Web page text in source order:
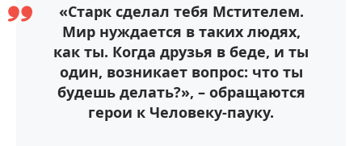
«Старк сделал тебя Мстителем.
Мир нуждается в таких людях,
как ты. Когда друзья в беде, и ты
один, возникает вопрос: что ты
будешь делать?», – обращаются
герои к Человеку-пауку.